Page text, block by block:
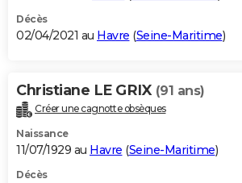
Décès
02/04/2021 au Havre (Seine-Maritime)
Christiane LE GRIX (91 ans)
Créer une cagnotte obsèques
Naissance
11/07/1929 au Havre (Seine-Maritime)
Décès